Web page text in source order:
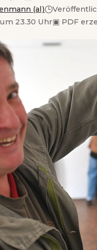
(al)
23.30 Uhr▣ PDF